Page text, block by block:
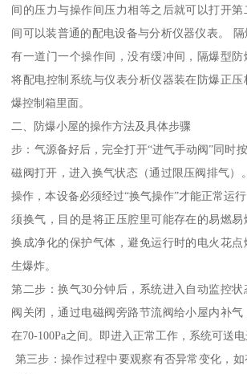
间的压力与操作间压力相等之后就可以打开
间可以装普通的配电设备与分析仪器仪表。
有一道门一个操作间，没有缓冲间，隔爆型
将配电控制系统与仪表分析仪器装在防爆正
爆控制箱里面。
二、防爆小屋的操作方法及具体步骤
步：气源备好后，完全打开“进气手动阀”同时
磁阀打开，进入换气状态（通过限压阀排气）
操作，本设备必须经过“换气操作”才能正常运
须换气，目的是将正压腔里可能存在的易燃易
换成净化的保护气体，避免运行时的电火花
生爆炸。
第二步：换气30分钟后，系统进入自动监控
阀关闭，通过电磁阀旁路节流阀给小屋内补
在70-100Pa之间。即进入正常工作，系统可送电
第三步：操作过程中要观察有否异常变化，